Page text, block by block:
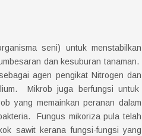
seni) untuk menstabilkan
dan kesuburan tanaman.
agen pengikat Nitrogen dan
Mikrob juga berfungsi untuk
yang memainkan peranan dalam
Fungus mikoriza pula telah
sawit kerana fungsi-fungsi yang